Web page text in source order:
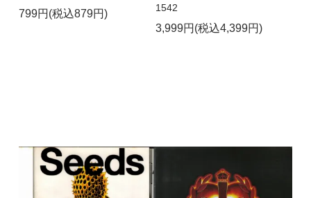
799円(税込879円)
1542
3,999円(税込4,399円)